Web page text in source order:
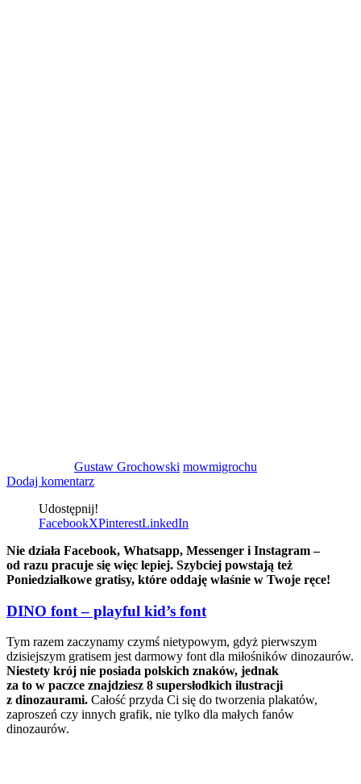
Gustaw Grochowski mowmigrochu
Dodaj komentarz
Udostępnij!
FacebookXPinterestLinkedIn
Nie działa Facebook, Whatsapp, Messenger i Instagram –
od razu pracuje się więc lepiej. Szybciej powstają też
Poniedziałkowe gratisy, które oddaję właśnie w Twoje ręce!
DINO font – playful kid’s font
Tym razem zaczynamy czymś nietypowym, gdyż pierwszym
dzisiejszym gratisem jest darmowy font dla miłośników dinozaurów.
Niestety krój nie posiada polskich znaków, jednak
za to w paczce znajdziesz 8 supersłodkich ilustracji
z dinozaurami. Całość przyda Ci się do tworzenia plakatów,
zaproszeń czy innych grafik, nie tylko dla małych fanów
dinozaurów.